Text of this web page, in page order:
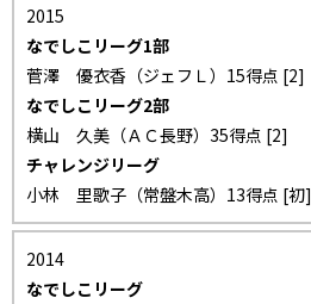
2015
なでしこリーグ1部
菅澤 優衣香（ジェフＬ）15得点 [2]
なでしこリーグ2部
横山 久美（ＡＣ長野）35得点 [2]
チャレンジリーグ
小林 里歌子（常盤木高）13得点 [初]
2014
なでしこリーグ